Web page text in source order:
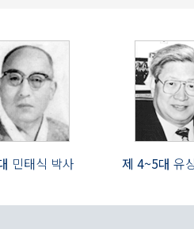
민태식 박사 제 4~5대 유